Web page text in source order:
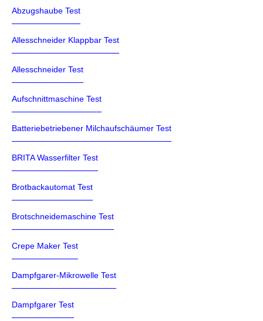
Abzugshaube Test
Allesschneider Klappbar Test
Allesschneider Test
Aufschnittmaschine Test
Batteriebetriebener Milchaufschäumer Test
BRITA Wasserfilter Test
Brotbackautomat Test
Brotschneidemaschine Test
Crepe Maker Test
Dampfgarer-Mikrowelle Test
Dampfgarer Test